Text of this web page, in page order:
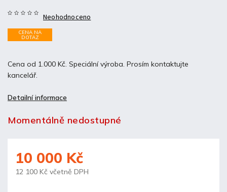
CENA NA
DOTAZ
Neohodnoceno
Cena od 1.000 Kč. Speciální výroba. Prosím kontaktujte
kancelář.
Detailní informace
Momentálně nedostupné
10 000 Kč
12 100 Kč včetně DPH